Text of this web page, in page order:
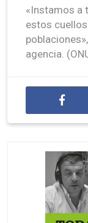
«Instamos a
estos
agencia.